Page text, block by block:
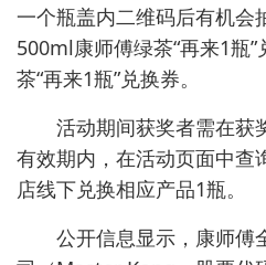
一个瓶盖内二维码后有机会
500ml康师傅绿茶“再来1瓶
茶“再来1瓶”兑换券。
活动期间获奖者需在获
有效期内，在活动页面中查
店线下兑换相应产品1瓶。
公开信息显示，康师傅